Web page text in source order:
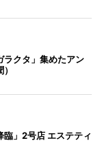
ラクタ」集めたアン
」2号店 エステティ